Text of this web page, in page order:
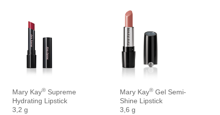
Mary Kay® Supreme
Hydrating Lipstick
3,2 g
Mary Kay® Gel Semi-
Shine Lipstick
3,6 g